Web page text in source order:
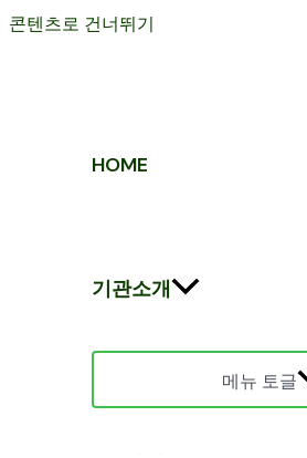
콘텐츠로 건너뛰기
HOME
기관소개
메뉴 토글